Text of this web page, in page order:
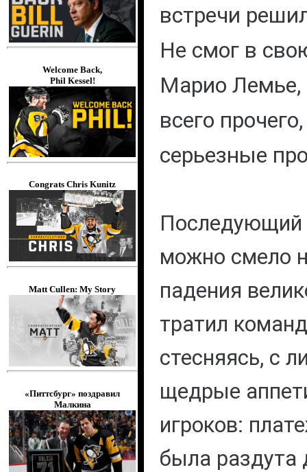
Welcome Back,
Phil Kessel!
Congrats Chris Kunitz
Matt Cullen: My Story
«Питтсбург» поздравил
Малкина
встречи
Не смог в
Марио
всего
серьезные
Последующий
можно смело
падения
тратил
стесняясь, с
щедрые
игроков:
была раздута